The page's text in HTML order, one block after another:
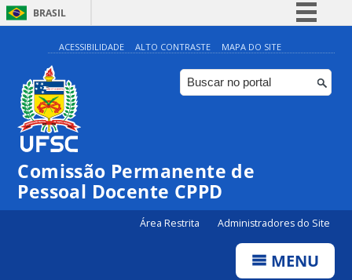
BRASIL
Simplifique!
Comunica BR
Participe
Canais
ACESSIBILIDADE ALTO CONTRASTE MAPA DO SITE
Comissão Permanente de
Pessoal Docente CPPD
Área Restrita Administradores do Site
MENU